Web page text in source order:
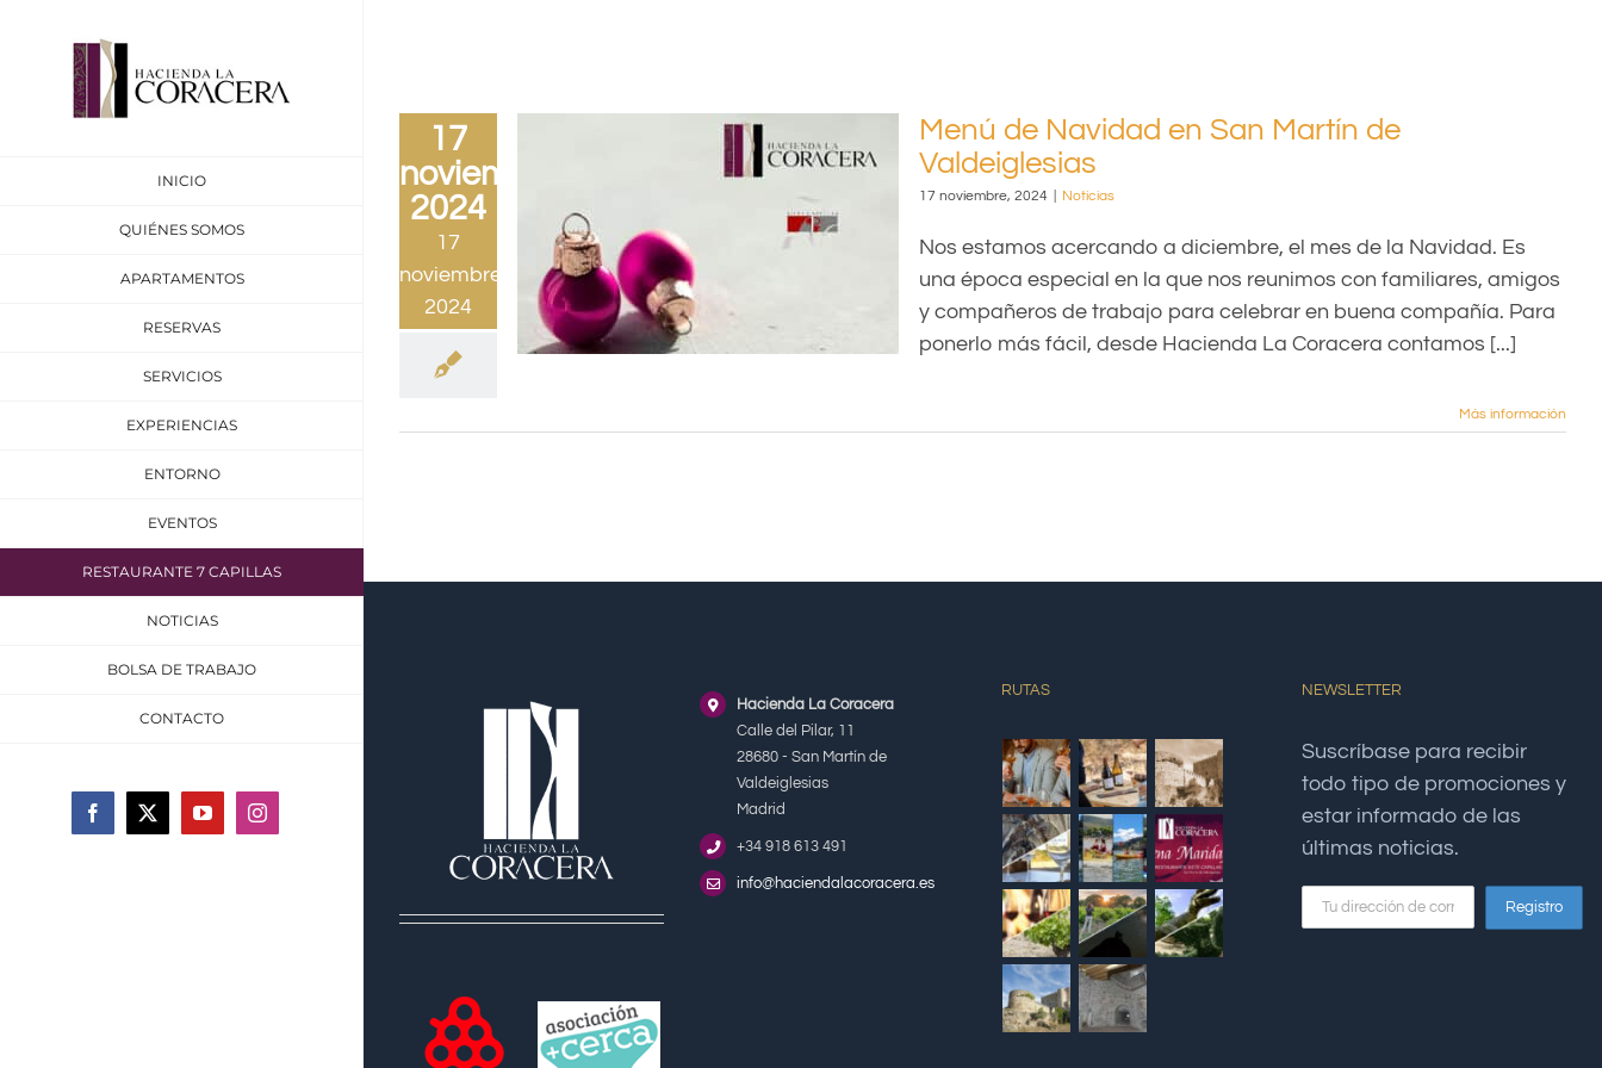
contenido
INICIO
QUIÉNES SOMOS
APARTAMENTOS
RESERVAS
SERVICIOS
EXPERIENCIAS
ENTORNO
EVENTOS
RESTAURANTE 7 CAPILLAS
NOTICIAS
BOLSA DE TRABAJO
CONTACTO
Facebook
X YouTubeInstagram
17
noviembre,
2024
17
noviembre,
2024
Menú de Navidad en San Martín de
Valdeiglesias
17 noviembre, 2024 Noticias
Nos estamos acercando a diciembre, el mes de la Navidad. Es
una época especial en la que nos reunimos con familiares, amigos
y compañeros de trabajo para celebrar en buena compañía. Para
ponerlo más fácil, desde Hacienda La Coracera contamos [...]
Más información
Hacienda La Coracera
Calle del Pilar, 11
28680 - San Martín de
Valdeiglesias
Madrid
+34 918 613 491
info@haciendalacoracera.es
RUTAS NEWSLETTER
Suscríbase para recibir
todo tipo de promociones y
estar informado de las
últimas noticias.